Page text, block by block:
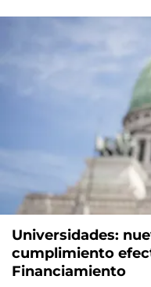
Universidades:
cumplimiento
Financiamiento